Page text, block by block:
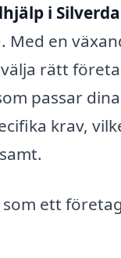
i
en
rätt
passar
krav,
ett